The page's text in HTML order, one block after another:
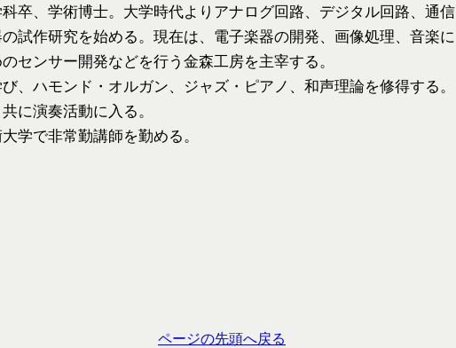
卒、学術博士。大学時代よりアナログ回路、デジタル回路、通
試作研究を始める。現在は、電子楽器の開発、画像処理、音楽に
センサー開発などを行う金森工房を主宰する。
、ハモンド・オルガン、ジャズ・ピアノ、和声理論を修得する
に演奏活動に入る。
学で非常勤講師を勤める。
ページの先頭へ戻る